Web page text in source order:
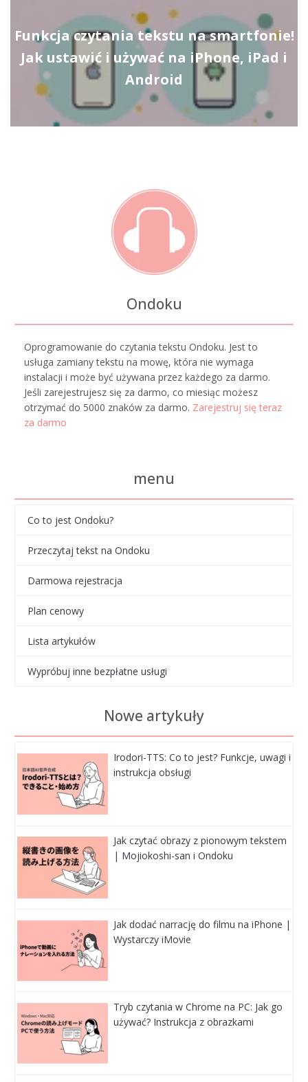
Funkcja czytania tekstu na smartfonie!
Jak ustawić i używać na iPhone, iPad i
Android
Ondoku
Oprogramowanie do czytania tekstu Ondoku. Jest to
usługa zamiany tekstu na mowę, która nie wymaga
instalacji i może być używana przez każdego za darmo.
Jeśli zarejestrujesz się za darmo, co miesiąc możesz
otrzymać do 5000 znaków za darmo. Zarejestruj się teraz
za darmo
menu
Co to jest Ondoku?
Przeczytaj tekst na Ondoku
Darmowa rejestracja
Plan cenowy
Lista artykułów
Wypróbuj inne bezpłatne usługi
Nowe artykuły
Irodori-TTS: Co to jest? Funkcje, uwagi i
instrukcja obsługi
Jak czytać obrazy z pionowym tekstem
| Mojiokoshi-san i Ondoku
Jak dodać narrację do filmu na iPhone |
Wystarczy iMovie
Tryb czytania w Chrome na PC: Jak go
używać? Instrukcja z obrazkami